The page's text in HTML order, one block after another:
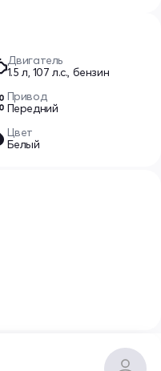
Двигатель
1.5 л, 107 л.с., бензин
Привод
Передний
Цвет
Белый